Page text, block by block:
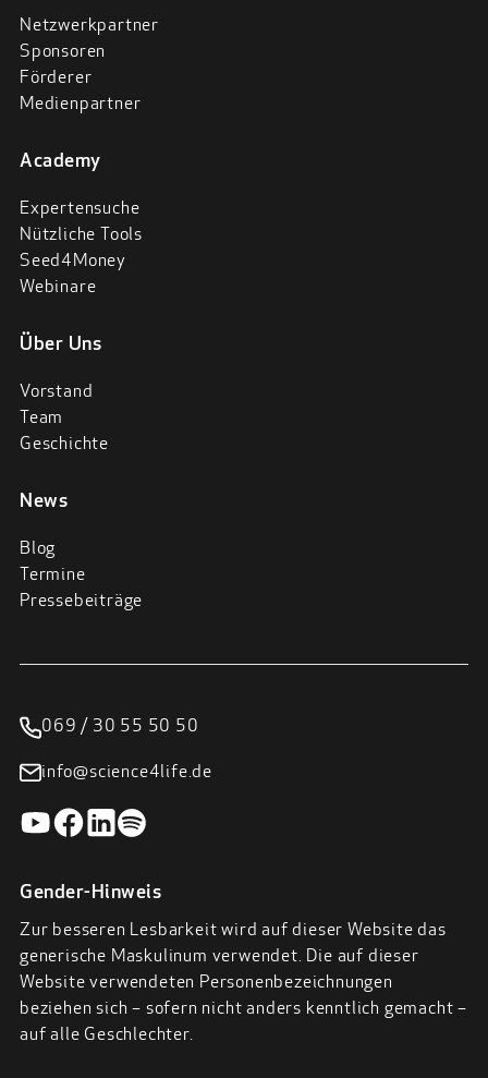
Netzwerkpartner
Sponsoren
Förderer
Medienpartner
Academy
Expertensuche
Nützliche Tools
Seed4Money
Webinare
Über Uns
Vorstand
Team
Geschichte
News
Blog
Termine
Pressebeiträge
069 / 30 55 50 50
info@science4life.de
Gender-Hinweis
Zur besseren Lesbarkeit wird auf dieser Website das
generische Maskulinum verwendet. Die auf dieser
Website verwendeten Personenbezeichnungen
beziehen sich – sofern nicht anders kenntlich gemacht –
auf alle Geschlechter.